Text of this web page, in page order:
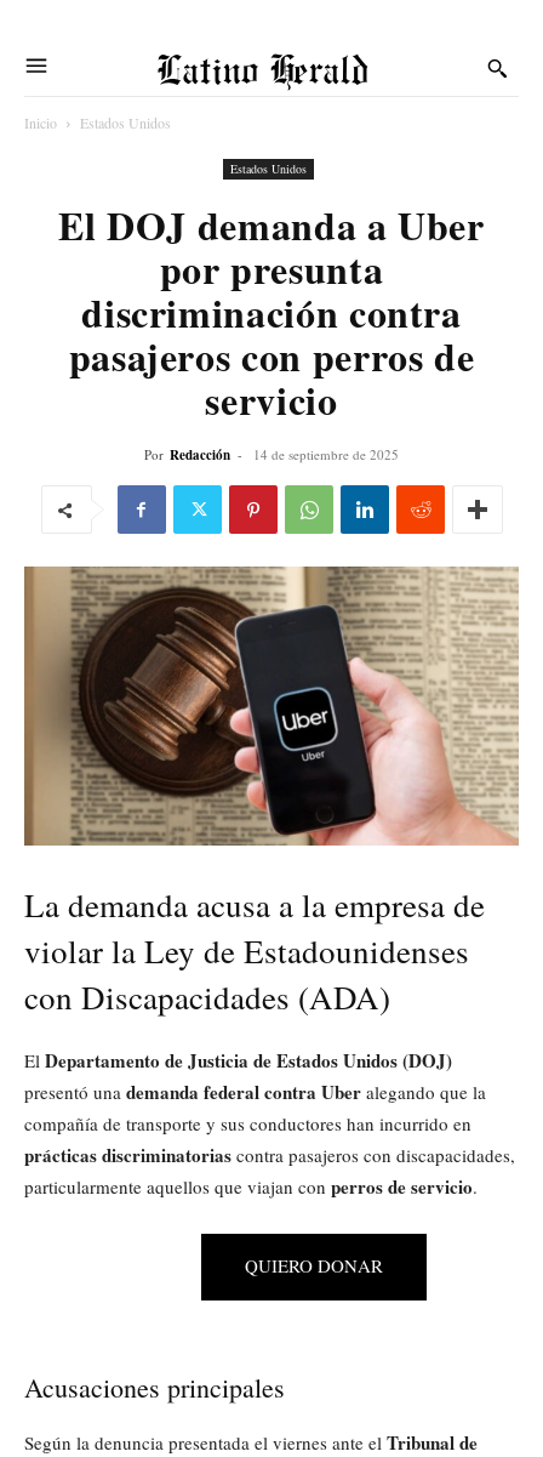
Latino Herald
Inicio Estados Unidos
Estados Unidos
El DOJ demanda a Uber
por presunta
discriminación contra
pasajeros con perros de
servicio
Por Redacción - 14 de septiembre de 2025
La demanda acusa a la empresa de
violar la Ley de Estadounidenses
con Discapacidades (ADA)
El Departamento de Justicia de Estados Unidos (DOJ)
presentó una demanda federal contra Uber alegando que la
compañía de transporte y sus conductores han incurrido en
prácticas discriminatorias contra pasajeros con discapacidades,
particularmente aquellos que viajan con perros de servicio.
QUIERO DONAR
Acusaciones principales
Según la denuncia presentada el viernes ante el Tribunal de